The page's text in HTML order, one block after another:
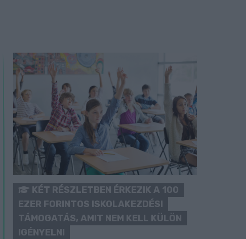
KÉT RÉSZLETBEN ÉRKEZIK A 100
EZER FORINTOS ISKOLAKEZDÉSI
TÁMOGATÁS, AMIT NEM KELL KÜLÖN
IGÉNYELNI